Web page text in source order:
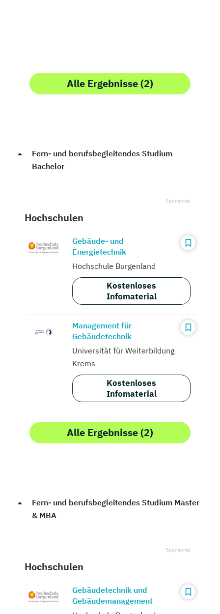
Alle Ergebnisse (2)
Fern- und berufsbegleitendes Studium
Bachelor
Hochschulen
Gebäude- und
Energietechnik
Hochschule Burgenland
Kostenloses
Infomaterial
Management für
Gebäudetechnik
Universität für Weiterbildung
Krems
Kostenloses
Infomaterial
Alle Ergebnisse (2)
Fern- und berufsbegleitendes Studium Master
& MBA
Hochschulen
Gebäudetechnik und
Gebäudemanagement